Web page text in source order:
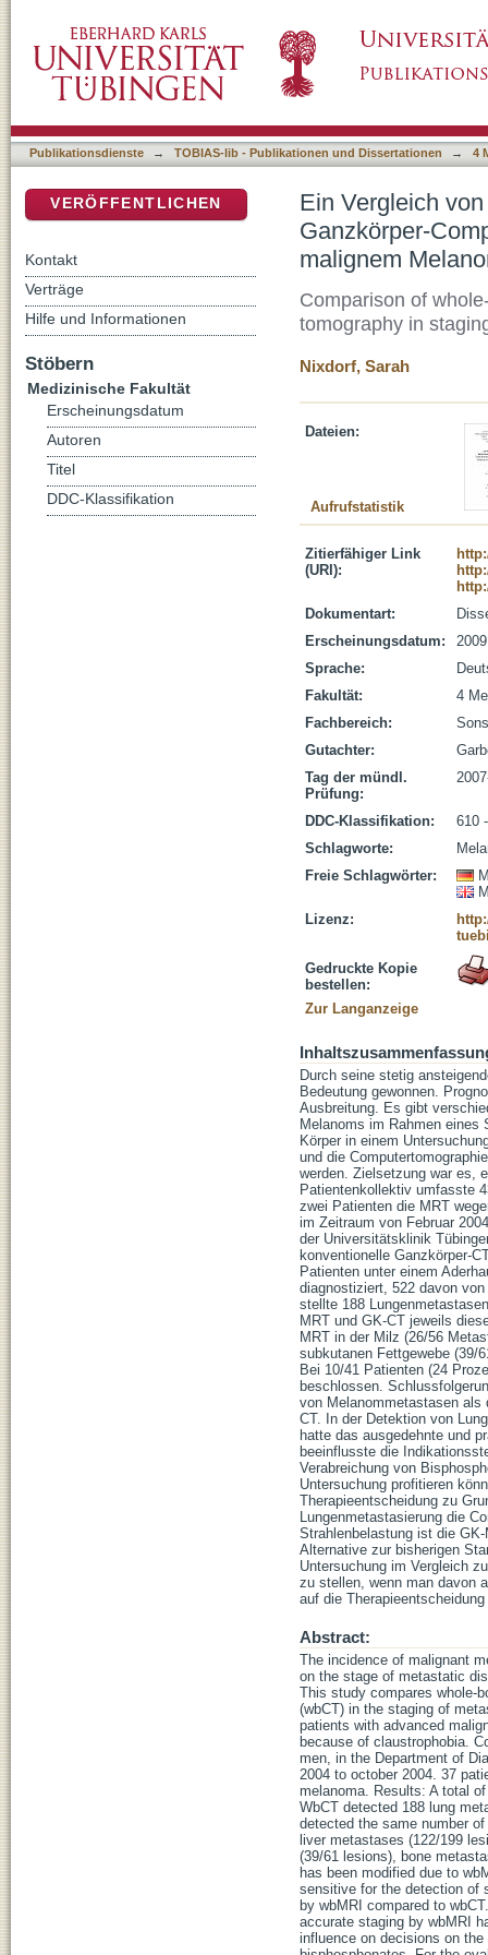
Computertomographie zum Staging von
und IV
Publikationsdienste → TOBIAS-lib - Publikationen und Dissertationen → 4
Ein Vergleich
Ganzkörper-
malignem
Comparison of
tomography in
Nixdorf, Sarah
Dateien:
Aufrufstatistik
Zitierfähiger Link
(URI):
Dokumentart:
Erscheinungsdatum:
2009
Sprache:
Fakultät:
4
Fachbereich:
Gutachter:
Tag der mündl.
Prüfung:
DDC-Klassifikation:
610
Schlagworte:
Freie Schlagwörter:
Lizenz:
Gedruckte Kopie
bestellen:
Zur Langanzeige
Durch seine stetig
Bedeutung gewonnen.
Ausbreitung. Es gibt
Melanoms im Rahmen eines
Körper in einem
und die
werden. Zielsetzung war es,
Patientenkollektiv umfasste
zwei Patienten die MRT
im Zeitraum von Februar
der Universitätsklinik
konventionelle Ganzkörper-
Patienten unter einem
diagnostiziert, 522 davon
stellte 188
MRT und GK-CT jeweils
MRT in der Milz (26/56
subkutanen Fettgewebe (39/
Bei 10/41 Patienten (24
beschlossen.
von Melanommetastasen als
CT. In der Detektion von
hatte das ausgedehnte und
beeinflusste die
Verabreichung von
Untersuchung profitieren
Therapieentscheidung zu
Lungenmetastasierung die
Strahlenbelastung ist die
Alternative zur bisherigen
Untersuchung im Vergleich
zu stellen, wenn man davon
auf die
Abstract:
The incidence of malignant
on the stage of metastatic
This study compares whole-
(wbCT) in the staging of
patients with advanced
because of claustrophobia.
men, in the Department of
2004 to october 2004. 37
melanoma. Results: A total
WbCT detected 188 lung
detected the same number
liver metastases (122/199
(39/61 lesions), bone
has been modified due to
sensitive for the detection of
by wbMRI compared to
accurate staging by wbMRI
influence on decisions on
VERÖFFENTLICHEN
Kontakt
Verträge
Hilfe und Informationen
Stöbern
Medizinische Fakultät
Erscheinungsdatum
Autoren
Titel
DDC-Klassifikation